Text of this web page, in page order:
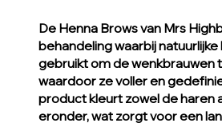
De Henna Brows van Mrs
behandeling waarbij
gebruikt om de wenkbrauwen
waardoor ze voller en
product kleurt zowel de haren
eronder, wat zorgt voor een